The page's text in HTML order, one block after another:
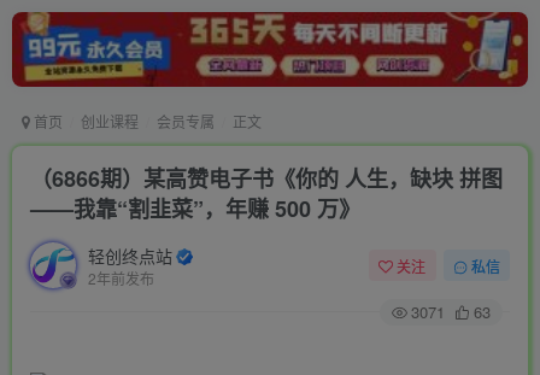
首页 创业课程 会员专属 正文
（6866期）某高赞电子书《你的 人生，缺块 拼图
——我靠“割韭菜”，年赚 500 万》
轻创终点站
2年前发布
关注 私信
3071 63